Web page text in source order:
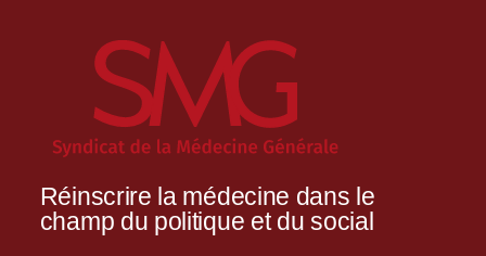
Réinscrire la médecine dans le
champ du politique et du social